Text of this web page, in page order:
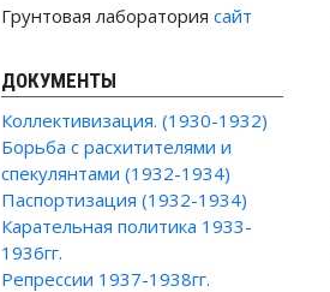
Грунтовая лаборатория сайт
ДОКУМЕНТЫ
Коллективизация. (1930-1932)
Борьба с расхитителями и
спекулянтами (1932-1934)
Паспортизация (1932-1934)
Карательная политика 1933-
1936гг.
Репрессии 1937-1938гг.